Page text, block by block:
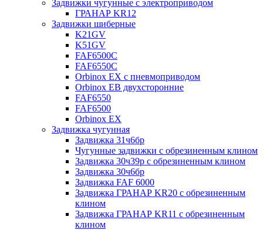
Задвижки чугунные с электроприводом
ГРАНАР KR12
Задвижки шиберные
K21GV
K51GV
FAF6500C
FAF6550С
Orbinox EX с пневмоприводом
Orbinox EB двухсторонние
FAF6550
FAF6500
Orbinox EX
Задвижка чугунная
Задвижка 31ч6бр
Чугунные задвижки с обрезиненным клином
Задвижка 30ч39р с обрезиненным клином
Задвижка 30ч6бр
Задвижка FAF 6000
Задвижка ГРАНАР KR20 с обрезиненным
клином
Задвижка ГРАНАР KR11 с обрезиненным
клином